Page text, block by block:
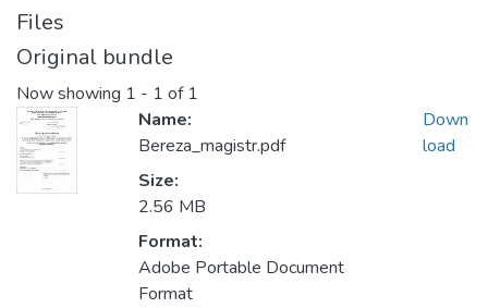
Files
Original bundle
Now showing 1 - 1 of 1
Name:
Bereza_magistr.pdf
Size:
2.56 MB
Format:
Adobe Portable Document
Format
Down
load